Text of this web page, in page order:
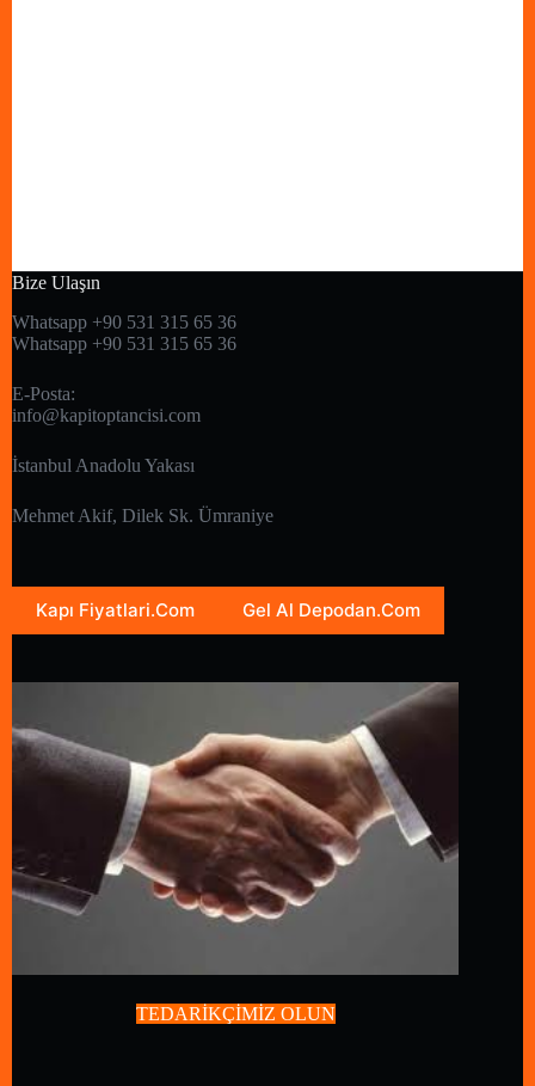
Bize Ulaşın
Whatsapp +90 531 315 65 36
Whatsapp +90 531 315 65 36
E-Posta:
info@kapitoptancisi.com
İstanbul Anadolu Yakası
Mehmet Akif, Dilek Sk. Ümraniye
Kapı Fiyatlari.Com Gel Al Depodan.Com
TEDARİKÇİMİZ OLUN